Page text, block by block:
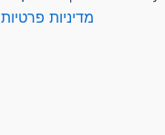
מדיניות פרטיות